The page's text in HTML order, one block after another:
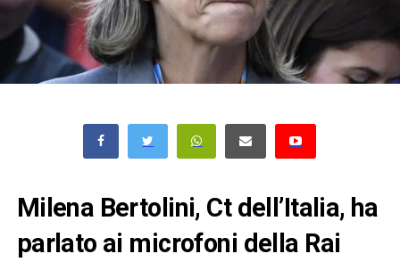
Milena Bertolini, Ct dell’Italia, ha
parlato ai microfoni della Rai